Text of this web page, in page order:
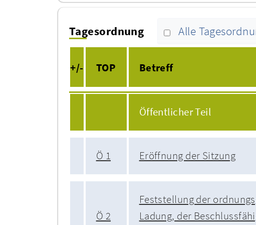
Tagesordnung Alle
+/-
TOP Betreff
Öffentlicher Teil
Ö 1 Eröffnung der Sitzung
Ö 2
Feststellung der
Ladung, der